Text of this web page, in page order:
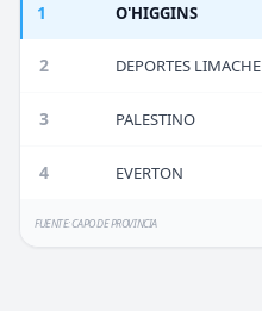
1 O'HIGGINS
2 DEPORTES LIMACHE
3 PALESTINO
4 EVERTON
FUENTE: CAPO DE PROVINCIA